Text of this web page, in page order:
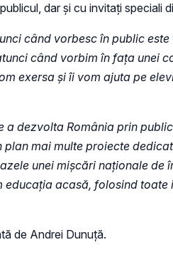
dar și cu invitați speciali
când vorbesc în public
când vorbim în fața unei
exersa și îi vom ajuta pe
a dezvolta România prin
mai multe proiecte
unei mișcări naționale
acasă, folosind toate
de Andrei Dunuță.